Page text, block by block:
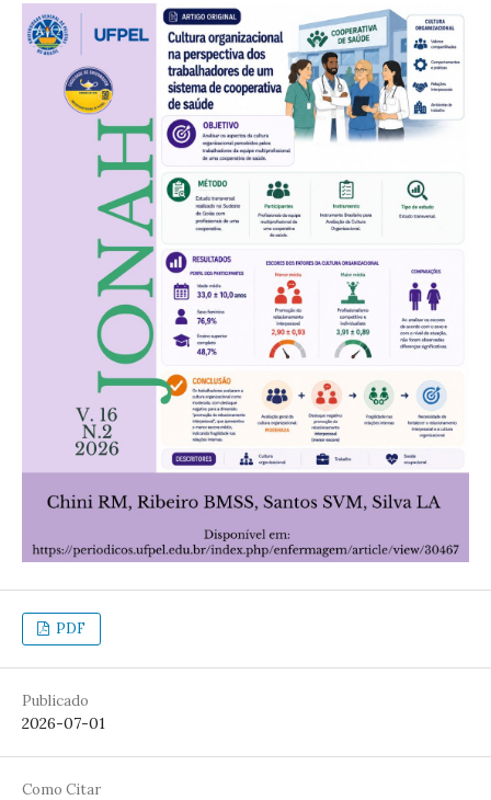
PDF
Publicado
2026-07-01
Como Citar